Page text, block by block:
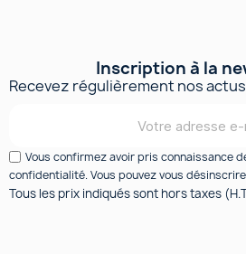
Inscription à la
Recevez régulièrement nos
Vous confirmez avoir pris connaissance
confidentialité. Vous pouvez vous
Tous les prix indiqués sont hors taxes